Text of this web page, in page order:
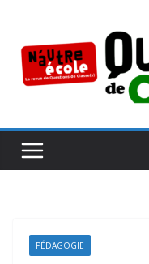
contenu
PÉDAGOGIE